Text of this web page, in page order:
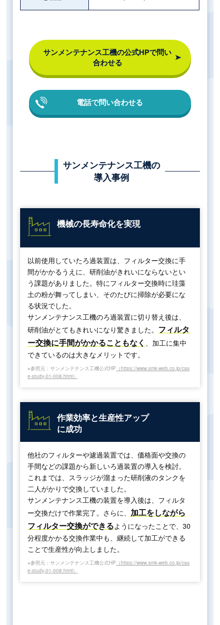
サンメンテナンス工機の公式HPで問い
合わせる
電話で問い合わせる
サンメンテナンス工機の
導入事例
機械の長寿命化を実現
以前使用していたろ過装置は、フィルター交換に手
間がかかるうえに、研削油がきれいにならないとい
う課題がありました。特にフィルター交換時に珪藻
土の粉が舞ってしまい、そのたびに掃除が必要にな
る状況でした。
サンメンテナンス工機のろ過装置に切り替え後は、
研削油がとてもきれいになり驚きました。 フィルタ
ー交換に手間がかかることもなく 、加工に集中
できているのは大きなメリットです。
※参照元：サンメンテナンス工機公式HP （https://www.smk-web.co.jp/cas
e-study-01-008.html）
作業効率と生産性アップ
に成功
他社のフィルターや濾過装置では、価格面や交換の
手間などの課題から新しいろ過装置の導入を検討。
これまでは、スラッジが溜まった研削液のタンクを
二人がかりで交換していました。
サンメンテナンス工機の装置を導入後は、フィルタ
ー交換だけで作業完了。さらに、 加工をしながら
フィルター交換ができるようになったことで、30
分程度かかる交換作業中も、継続して加工ができる
ことで生産性が向上しました。
※参照元：サンメンテナンス工機公式HP （https://www.smk-web.co.jp/cas
e-study-01-008.html）